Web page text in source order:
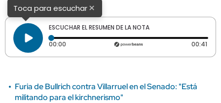
Toca para escuchar×
ESCUCHAR EL RESUMEN DE LA NOTA
00:00 Tiempo transcurrido: 0 segundos 00:41
Furia de Bullrich contra Villarruel en el Senado: "Está
militando para el kirchnerismo"